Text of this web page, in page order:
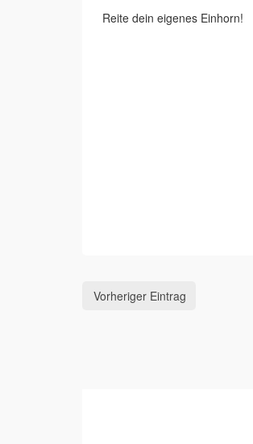
Reite dein eigenes Einhorn!
Vorheriger Eintrag